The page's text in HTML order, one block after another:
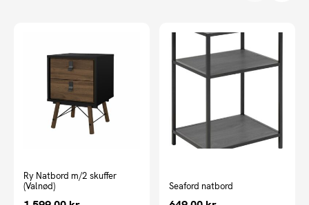
Ry Natbord m/2 skuffer
(Valnød)
Seaford natbord